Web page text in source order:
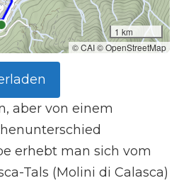
1 km
© CAI © OpenStreetMap
aber von einem
erhebt man sich vom
Tals (Molini di Calasca)